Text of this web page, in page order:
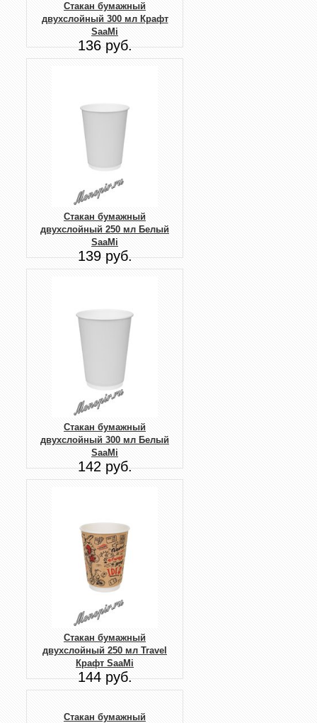
Стакан бумажный
двухслойный 300 мл Крафт
SaaMi
136 руб.
Стакан бумажный
двухслойный 250 мл Белый
SaaMi
139 руб.
Стакан бумажный
двухслойный 300 мл Белый
SaaMi
142 руб.
Стакан бумажный
двухслойный 250 мл Travel
Крафт SaaMi
144 руб.
Стакан бумажный